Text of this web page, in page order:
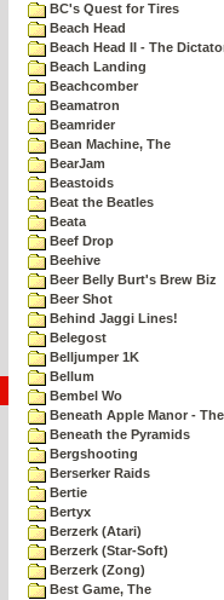
BC's Quest for Tires
Beach Head
Beach Head II - The
Beach Landing
Beachcomber
Beamatron
Beamrider
Bean Machine, The
BearJam
Beastoids
Beat the Beatles
Beata
Beef Drop
Beehive
Beer Belly Burt's Brew Biz
Beer Shot
Behind Jaggi Lines!
Belegost
Belljumper 1K
Bellum
Bembel Wo
Beneath Apple Manor -
Beneath the Pyramids
Bergshooting
Berserker Raids
Bertie
Bertyx
Berzerk (Atari)
Berzerk (Star-Soft)
Berzerk (Zong)
Best Game, The